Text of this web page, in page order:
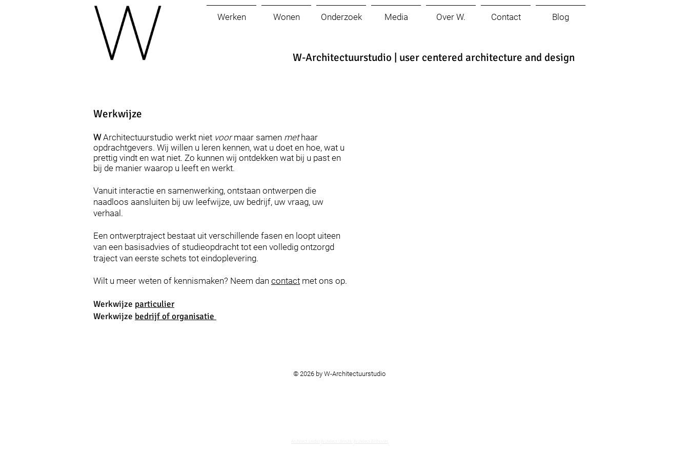
Werken Wonen Onderzoek Media Over W. Contact Blog
W-Architectuurstudio | user centered architecture and design
Werkwijze
WArchitectuurstudio werkt niet voormaar samen methaar
opdrachtgevers. Wij willen u leren kennen, wat u doet en hoe, wat u
prettig vindt en wat niet. Zo kunnen wij ontdekken wat bij u past en
bij de manier waarop u leeft en werkt.
Vanuit interactie en samenwerking, ontstaan ontwerpen die
naadloos aansluiten bij uw leefwijze, uw bedrijf, uw vraag, uw
verhaal.
Een ontwerptraject bestaat uit verschillende fasen en loopt uiteen
van een basisadvies of studieopdracht tot een volledig ontzorgd
traject van eerste schets tot eindoplevering.
Wilt u meer weten of kennismaken? Neem dan contact met ons op.
Werkwijze particulier
Werkwijze bedrijf of organisatie
© 2026 by W-Architectuurstudio